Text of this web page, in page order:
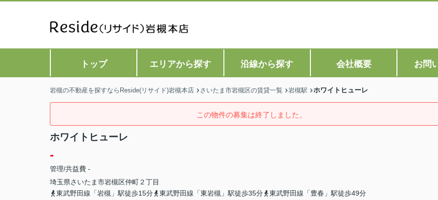
トップ エリアから探す 沿線から探す 会社概要 お問
岩槻の不動産を探すならReside(リサイド)岩槻本店 さいたま市岩槻区の賃貸一覧 岩槻駅 ホワイトヒューレ
この物件の募集は終了しました。
ホワイトヒューレ
-
管理/共益費 -
埼玉県さいたま市岩槻区仲町２丁目
東武野田線「岩槻」駅徒歩15分
東武野田線「東岩槻」駅徒歩35分 東武野田線「豊春」駅徒歩49分